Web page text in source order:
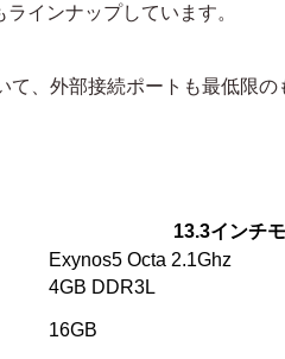
インナップしています。
、外部接続ポートも最低限の
13.3インチ
Exynos5 Octa 2.1Ghz
4GB DDR3L
16GB